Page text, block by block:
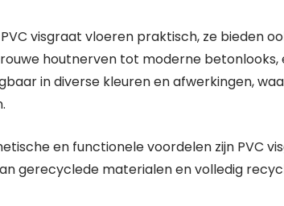
visgraat vloeren praktisch, ze bieden
houtnerven tot moderne betonlooks,
in diverse kleuren en afwerkingen,
en functionele voordelen zijn PVC
gerecyclede materialen en volledig